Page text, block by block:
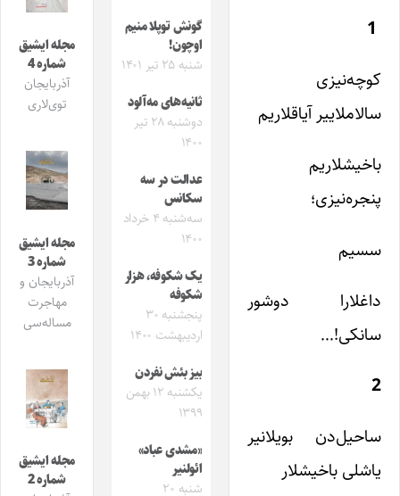
1
کوچه‌نیزی
سالاملاییر آیاقلاریم
باخیشلاریم
پنجره‌نیزی؛
سسیم
داغلارا دوشور
سانکی!…
2
ساحیل‌دن بویلانیر
یاشلی باخیشلار
گونش توپلا منیم
اوچون!
شنبه ۲۵ تیر ۱۴۰۱
ثانیه‌های مه‌آلود
دوشنبه ۲۸ تیر
۱۴۰۰
عدالت در سه
سکانس
سه‌شنبه ۴ خرداد
۱۴۰۰
یک شکوفه، هزار
شکوفه
پنجشنبه ۳۰
اردیبهشت ۱۴۰۰
بیز بئش نفردن
یکشنبه ۱۲ بهمن
۱۳۹۹
«مشدی عباد»
ائولنیر
شنبه ۲۰
مجله ایشیق
شماره 4
آذربایجان
توی‌لاری
مجله ایشیق
شماره 3
آذربایجان و
مهاجرت
مساله‌سی
مجله ایشیق
شماره 2